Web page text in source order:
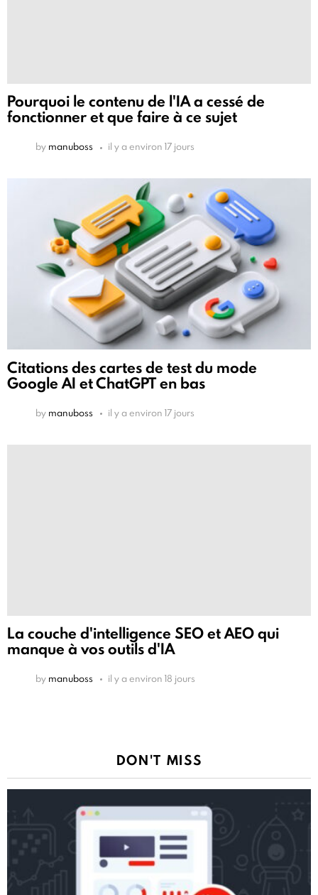
Pourquoi le contenu de l'IA a cessé de
fonctionner et que faire à ce sujet
by manuboss il y a environ 17 jours
Citations des cartes de test du mode
Google AI et ChatGPT en bas
by manuboss il y a environ 17 jours
La couche d'intelligence SEO et AEO qui
manque à vos outils d'IA
by manuboss il y a environ 18 jours
DON'T MISS